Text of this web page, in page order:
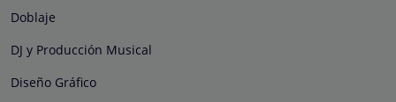
Doblaje
DJ y Producción Musical
Diseño Gráfico